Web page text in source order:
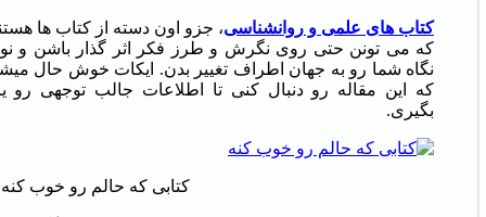
کتاب های علمی و روانشناسی، جزو اون دسته از کتاب ها
که می تونن حتی روی نگرش و طرز فکر اثر گذار باشن و
نگاه شما رو به جهان اطراف تغییر بدن. ایکات خوش حال
که این مقاله رو دنبال کنی تا اطلاعات جالب توجهی رو
بگیری.
کتابی که حالم رو خوب کنه